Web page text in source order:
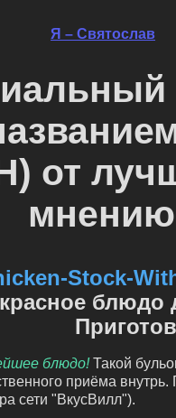
Я – Святослав
от
мнению
Stock-
блюдо
блюдо!Такой
приёма
сети "ВкусВилл").